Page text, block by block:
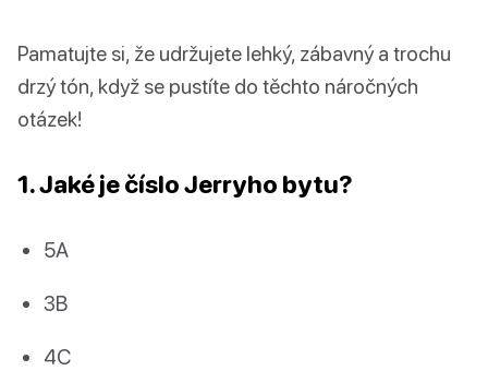
Pamatujte si, že udržujete lehký, zábavný a trochu
drzý tón, když se pustíte do těchto náročných
otázek!
1. Jaké je číslo Jerryho bytu?
5A
3B
4C